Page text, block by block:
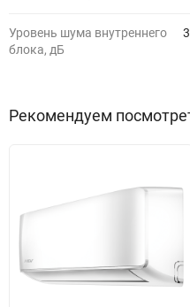
Уровень шума внутреннего
блока, дБ
Рекомендуем